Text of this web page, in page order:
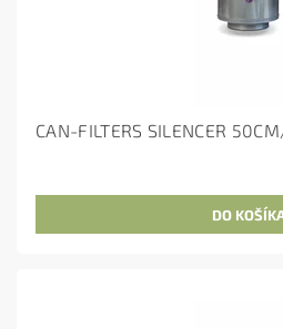
CAN-FILTERS SILENCER